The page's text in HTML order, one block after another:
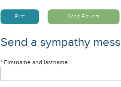
Print Send Flowers
Send a sympathy
* Firstname and lastname :